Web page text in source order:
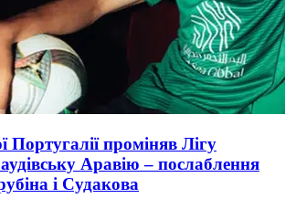
Португалії проміняв Лігу
Аравію – послаблення
і Судакова